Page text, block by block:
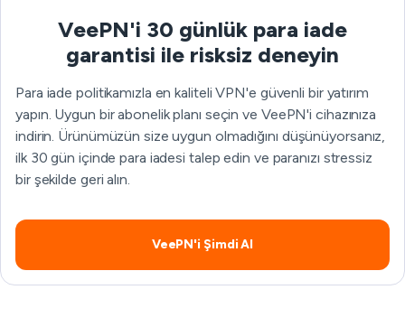
VeePN'i 30 günlük para iade
garantisi ile risksiz deneyin
Para iade politikamızla en kaliteli VPN'e güvenli bir yatırım
yapın. Uygun bir abonelik planı seçin ve VeePN'i cihazınıza
indirin. Ürünümüzün size uygun olmadığını düşünüyorsanız,
ilk 30 gün içinde para iadesi talep edin ve paranızı stressiz
bir şekilde geri alın.
VeePN'i Şimdi Al